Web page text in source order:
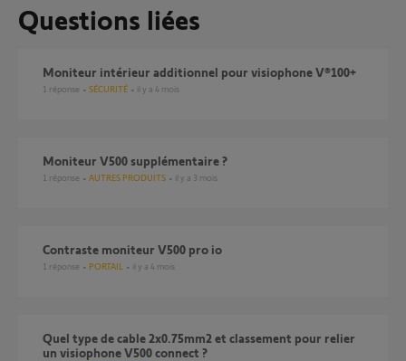
Questions liées
Moniteur intérieur additionnel pour visiophone V®100+
1 réponse SÉCURITÉ il y a 4 mois
Moniteur V500 supplémentaire ?
1 réponse AUTRES PRODUITS il y a 3 mois
Contraste moniteur V500 pro io
1 réponse PORTAIL il y a 4 mois
Quel type de cable 2x0.75mm2 et classement pour relier
un visiophone V500 connect ?